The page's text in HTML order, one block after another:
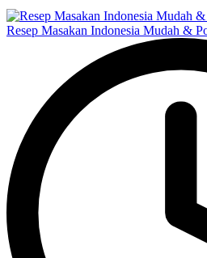
Resep Masakan Indonesia Mudah &